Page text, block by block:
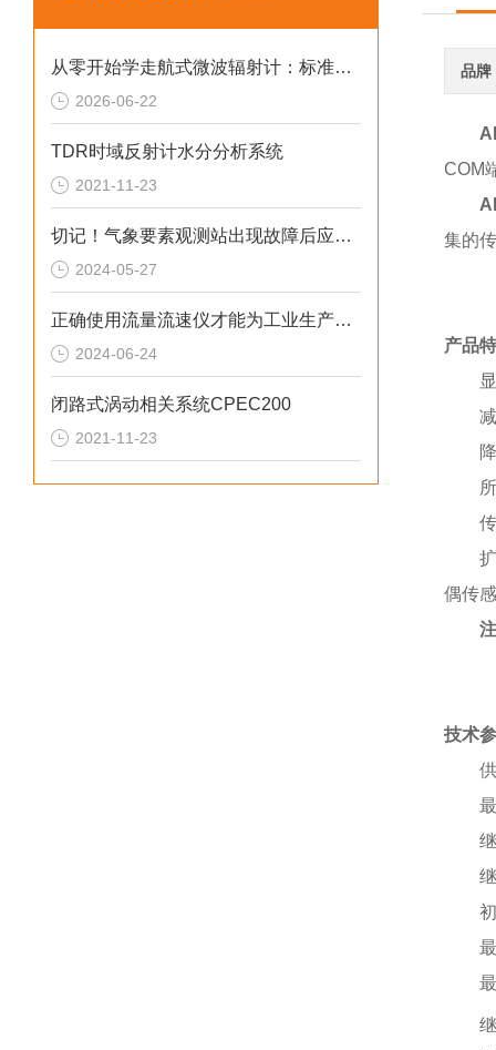
从零开始学走航式微波辐射计：标准操作流程与使用要点
2026-06-22
TDR时域反射计水分分析系统
2021-11-23
切记！气象要素观测站出现故障后应及时解决
2024-05-27
正确使用流量流速仪才能为工业生产和科学研究提供准确的流体测量数据
2024-06-24
闭路式涡动相关系统CPEC200
2021-11-23
品牌
COM
集的
产品
偶传
技术